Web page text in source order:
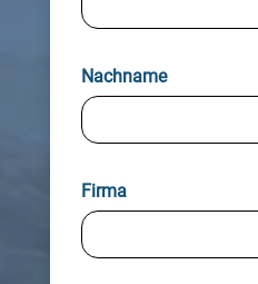
Nachname
Firma